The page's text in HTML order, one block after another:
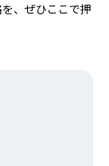
、ぜひここで押